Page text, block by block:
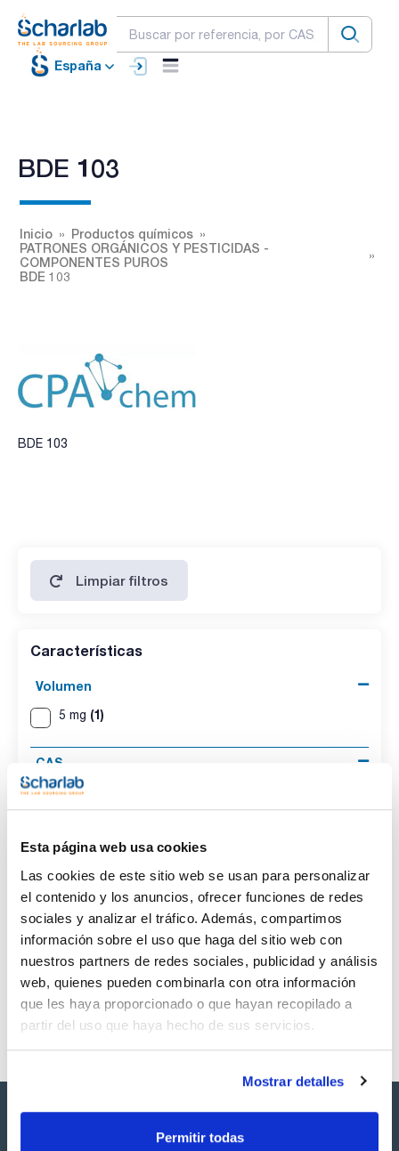
Esta página web usa cookies
Las cookies de este sitio web se usan para personalizar
el contenido y los anuncios, ofrecer funciones de redes
sociales y analizar el tráfico. Además, compartimos
información sobre el uso que haga del sitio web con
nuestros partners de redes sociales, publicidad y análisis
web, quienes pueden combinarla con otra información
que les haya proporcionado o que hayan recopilado a
partir del uso que haya hecho de sus servicios.
Mostrar detalles
Permitir todas
España
BDE 103
Inicio
Productos químicos
PATRONES ORGÁNICOS Y PESTICIDAS -
COMPONENTES PUROS
BDE 103
BDE 103
Limpiar filtros
Características
Volumen
5 mg (1)
CAS
[446254-67-7]
5 mg [446254-67-7]
Referencia
SBDE1035MG
Envase
x5mg
Precio
Comprar
Disponibilidad
Ver stock